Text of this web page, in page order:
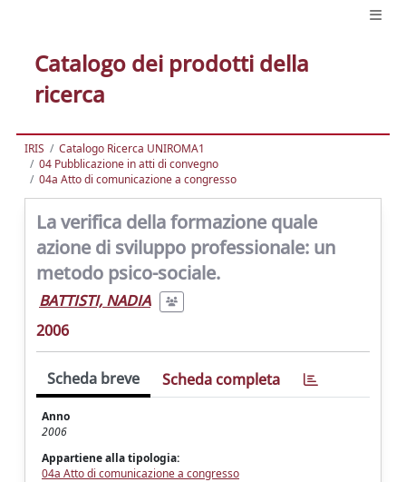
Catalogo dei prodotti della
ricerca
IRIS
Catalogo Ricerca UNIROMA1
04 Pubblicazione in atti di convegno
04a Atto di comunicazione a congresso
La verifica della formazione quale
azione di sviluppo professionale: un
metodo psico-sociale.
BATTISTI, NADIA
2006
Scheda breve Scheda completa
Anno
2006
Appartiene alla tipologia:
04a Atto di comunicazione a congresso